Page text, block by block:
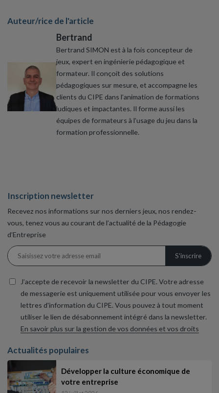
Auteur/rice de l'article
Bertrand
Bertrand SIMON est à la fois concepteur de
jeux, expert en ingénierie pédagogique et
formateur. Il conçoit des solutions
pédagogiques sur mesure, et accompagne les
clients du CIPE dans l’animation de formations
ludiques et impactantes. Il forme aussi les
équipes de formateurs à l’usage du jeu dans la
formation professionnelle.
Inscription newsletter
Recevez nos informations sur nos derniers jeux, nos rendez-
vous, tenez vous au courant de l’actualité de la Pédagogie
d’Entreprise
J’accepte de recevoir la newsletter du CIPE. Votre adresse
de messagerie est uniquement utilisée pour vous envoyer les
lettres d'information du CIPE. Vous pouvez à tout moment
utiliser le lien de désabonnement intégré dans la newsletter.
En savoir plus sur la gestion de vos données et vos droits
Actualités populaires
Développer la culture économique de
votre entreprise